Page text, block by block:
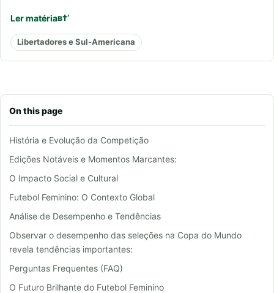
On this page
História e Evolução da Competição
Edições Notáveis e Momentos Marcantes:
O Impacto Social e Cultural
Futebol Feminino: O Contexto Global
Análise de Desempenho e Tendências
Observar o desempenho das seleções na Copa do Mundo
revela tendências importantes:
Perguntas Frequentes (FAQ)
O Futuro Brilhante do Futebol Feminino
Ler matéria
Libertadores e Sul-Americana